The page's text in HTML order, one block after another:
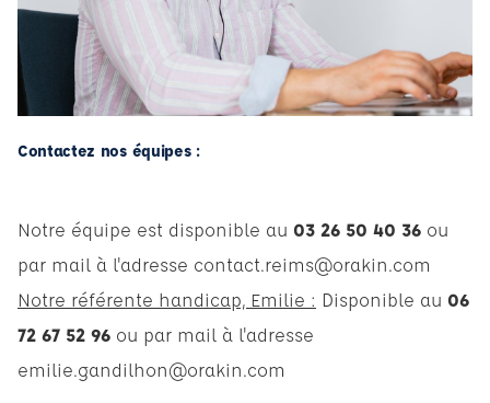
Contactez nos équipes :
Notre équipe est disponible au 03 26 50 40 36 ou
par mail à l'adresse contact.reims@orakin.com
Notre référente handicap, Emilie : Disponible au 06
72 67 52 96 ou par mail à l'adresse
emilie.gandilhon@orakin.com